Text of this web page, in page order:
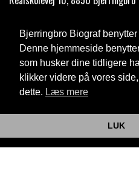
Bjerringbro Biograf
Denne hjemmeside
som husker dine tidligere
klikker videre på vores
dette. Læs mere
LUK
Telefon:35 11 59 59
Email:
Cookie- og privatlivspolitik